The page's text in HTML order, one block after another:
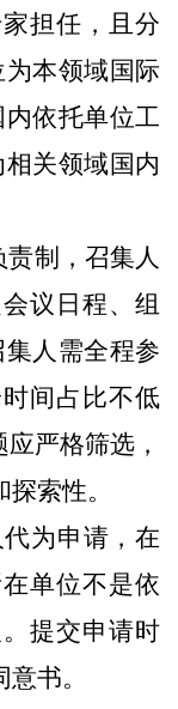
担任，且分
本领域国际
依托单位工
关领域国内
制，召集人
议日程、组
人需全程参
间占比不低
严格筛选，
索性。
为申请，在
单位不是依
提交申请时
书。